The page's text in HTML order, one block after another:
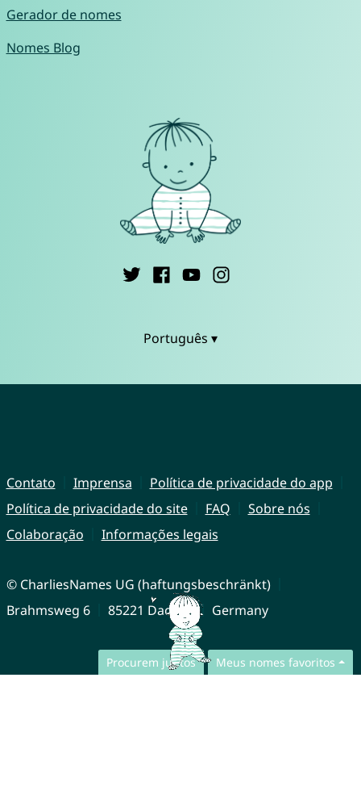
Procurem juntos Meus nomes favoritos
Gerador de nomes
Nomes Blog
Português ▾
Contato Imprensa
Política de privacidade do app
Política de privacidade do site
FAQ
Sobre nós
Colaboração
Informações legais
© CharliesNames UG (haftungsbeschränkt)
Brahmsweg 6
85221 Dachau Germany